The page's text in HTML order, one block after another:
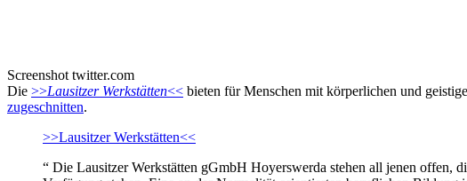
Screenshot twitter.com
Die >>Lausitzer Werkstätten<< bieten für Menschen mit körperlichen und
zugeschnitten.
>>Lausitzer Werkstätten<<
“ Die Lausitzer Werkstätten gGmbH Hoyerswerda stehen all jenen offen,